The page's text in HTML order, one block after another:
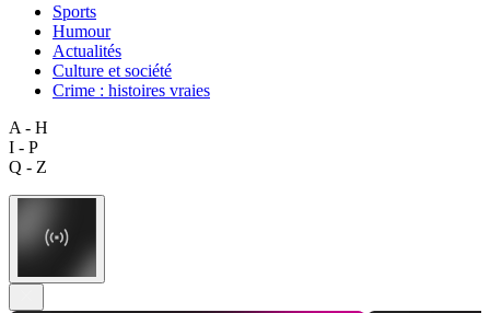
Sports
Humour
Actualités
Culture et société
Crime : histoires vraies
A - H
I - P
Q - Z